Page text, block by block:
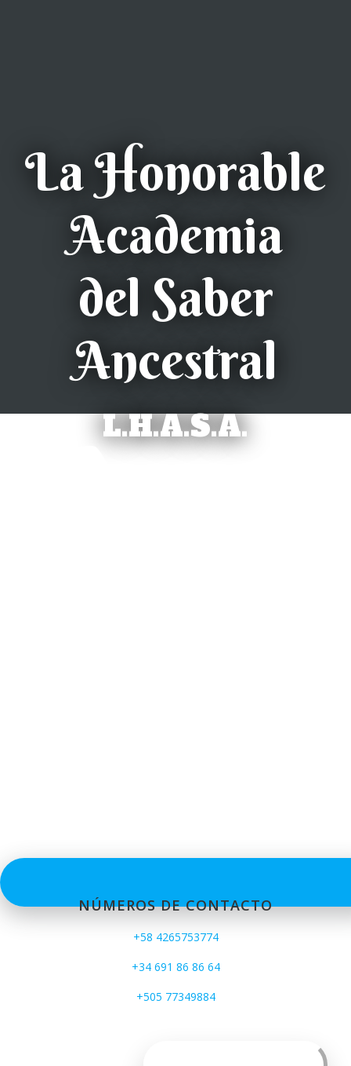
La Honorable
Academia
del Saber
Ancestral
L.H.A.S.A.
NÚMEROS DE CONTACTO
+58 4265753774
+34 691 86 86 64
+505 77349884